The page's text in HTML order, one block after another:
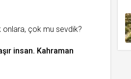
onlara, çok mu sevdik?
insan. Kahraman